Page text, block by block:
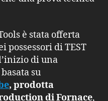
è stata offerta
di TEST
di una
su
, prodotta
di Fornace,